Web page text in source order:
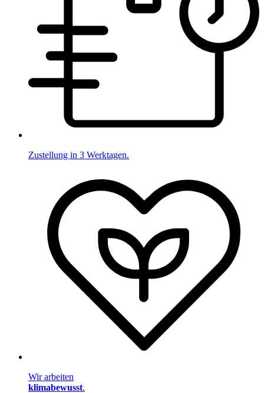
Zustellung in 3 Werktagen.
Wir arbeiten
klimabewusst.